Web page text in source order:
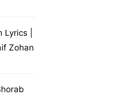
|
Zohan